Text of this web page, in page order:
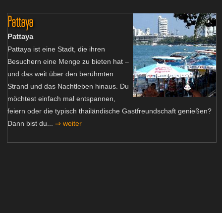
Pattaya
Pattaya
Pattaya ist eine Stadt, die ihren
Besuchern eine Menge zu bieten hat –
und das weit über den berühmten
Strand und das Nachtleben hinaus. Du
möchtest einfach mal entspannen,
feiern oder die typisch thailändische Gastfreundschaft genießen?
Dann bist du... ⇒ weiter